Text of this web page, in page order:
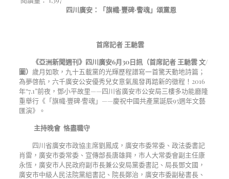
四川廣安：「旗幟·豐碑·警魂」頌黨恩
首席記者 王馳雲
《亞洲新聞週刊》四川廣安6月30日訊（首席記者 王馳雲 文/
圖） 歲月如歌，九十五載黨的光輝歷程譜寫一首驚天動地詩篇；
為夢啓航，六千廣安公安優秀兒女意氣風發再踏新的徵程！ 2016
年“7.1”前夜，鄧小平故里——四川省廣安市公安局三樓多功能廳隆
重舉行《「旗幟·豐碑·警魂」——慶祝中國共產黨誕辰95週年文藝
匯演》。
主持晚會 恪盡職守
四川省廣安市政協主席劉鳳成，廣安市委常委、政法委書記
肖雷，廣安市委常委、宣傳部長唐雄興，市人大常委會副主任康
永恆，廣安市人民政府副市長兼公安局黨委書記、局長鄧文國，
廣安市中級人民法院黨組書記、院長鄭治，廣安市委副秘書長、